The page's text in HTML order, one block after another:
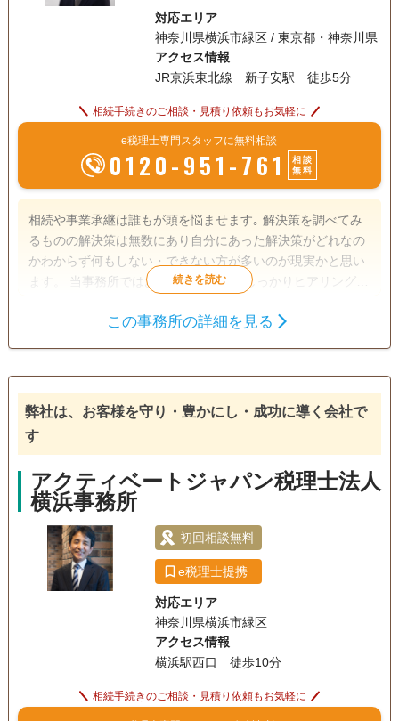
対応エリア
神奈川県横浜市緑区 / 東京都・神奈川県
アクセス情報
JR京浜東北線 新子安駅 徒歩5分
相続手続きのご相談・見積り依頼もお気軽に
e税理士専門スタッフに無料相談
0120-951-761
相談
無料
相続や事業承継は誰もが頭を悩ませます｡ 解決策を調べてみ
るものの解決策は無数にあり自分にあった解決策がどれなの
かわからず何もしない・できない方が多いのが現実かと思い
ます。 当事務所ではお客様のご状況をしっかりヒアリングし
案させていただきます。 【対応地域】 東京都・神奈川県
生前贈与
電話相談可 訪問可 土日相談可 18時以降相談可
オンライン面談可
この事務所の詳細を見る
弊社は、お客様を守り・豊かにし・成功に導く会社で
す
アクティベートジャパン税理士法人
横浜事務所
初回相談無料
e税理士提携
対応エリア
神奈川県横浜市緑区
アクセス情報
横浜駅西口 徒歩10分
相続手続きのご相談・見積り依頼もお気軽に